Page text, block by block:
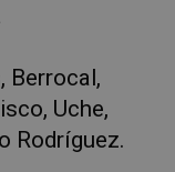
Berrocal,
Uche,
Rodríguez.